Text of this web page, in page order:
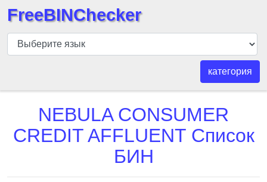
БИН
шашка
номер
БИН
BIN
FreeBINChecker
категория
NEBULA CONSUMER
CREDIT AFFLUENT Список
БИН